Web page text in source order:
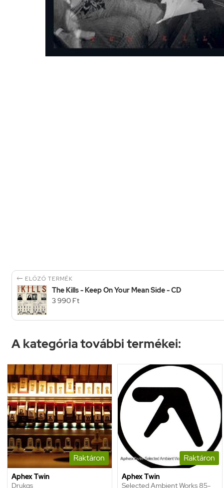
 ELŐZŐ TERMÉK
The Kills - Keep On Your Mean Side - CD
3 990 Ft
A kategória további termékei:
Raktáron
Aphex Twin
Drukqs
Raktáron
Aphex Twin
Selected Ambient Works 85-